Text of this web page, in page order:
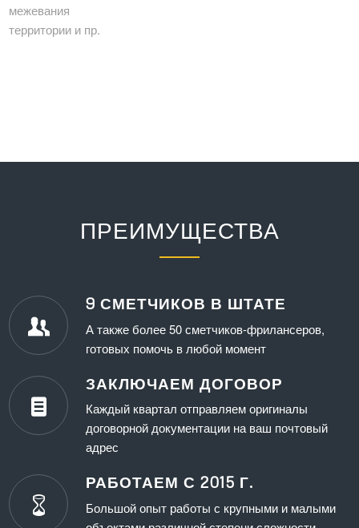
межевания
территории и пр.
ПРЕИМУЩЕСТВА
9 СМЕТЧИКОВ В ШТАТЕ
А также более 50 сметчиков-фрилансеров,
готовых помочь в любой момент
ЗАКЛЮЧАЕМ ДОГОВОР
Каждый квартал отправляем оригиналы
договорной документации на ваш почтовый
адрес
РАБОТАЕМ С 2015 Г.
Большой опыт работы с крупными и малыми